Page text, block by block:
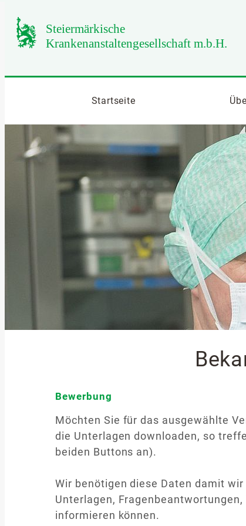
Startseite
Bewerbung
Möchten Sie für das ausgewählte
die Unterlagen downloaden, so
beiden Buttons an).
Wir benötigen diese Daten damit
Unterlagen,
informieren können.